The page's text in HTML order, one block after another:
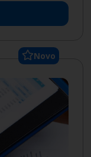
Novo